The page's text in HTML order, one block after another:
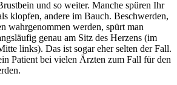
und so weiter. Manche spüren Ihr
klopfen, andere im Bauch. Beschwerden,
wahrgenommen werden, spürt man
genau am Sitz des Herzens (im
links). Das ist sogar eher selten der Fall.
Patient bei vielen Ärzten zum Fall für den